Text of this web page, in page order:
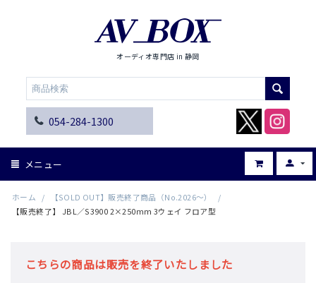
オーディオ専門店 in 静岡
054-284-1300
メニュー
ホーム / 【SOLD OUT】販売終了商品（No.2026～）
/
【販売終了】 JBL／S3900 2×250mm 3ウェイ フロア型
こちらの商品は販売を終了いたしました